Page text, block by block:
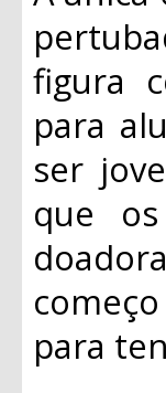
figura
para
ser
que
para